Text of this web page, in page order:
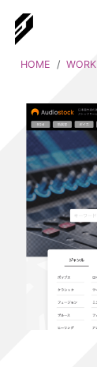
HOME WORK